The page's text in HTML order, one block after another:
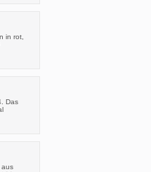
in rot,
Das
aus